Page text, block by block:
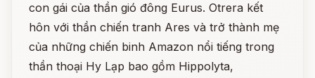
con gái của thần gió đông Eurus. Otrera kết
hôn với thần chiến tranh Ares và trở thành mẹ
của những chiến binh Amazon nổi tiếng trong
thần thoại Hy Lạp bao gồm Hippolyta,